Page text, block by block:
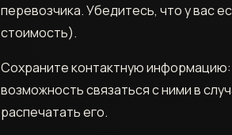
перевозчика. Убедитесь, что у вас
стоимость).
Сохраните контактную
возможность связаться с ними в
распечатать его.